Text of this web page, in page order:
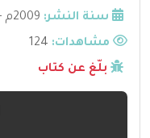
سنة النشر: 2009م -1430هـ
مشاهدات:
بلّغ عن كتاب